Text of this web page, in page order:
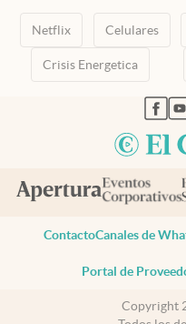
Netflix Celulares
Crisis Energetica
ContactoCanales de
Portal de
Copyright